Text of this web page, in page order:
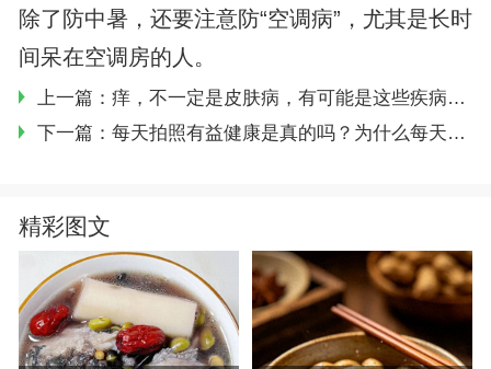
除了防中暑，还要注意防“空调病”，尤其是长时
间呆在空调房的人。
上一篇：痒，不一定是皮肤病，有可能是这些疾病的预警信号
下一篇：每天拍照有益健康是真的吗？为什么每天拍照有益健康？
精彩图文